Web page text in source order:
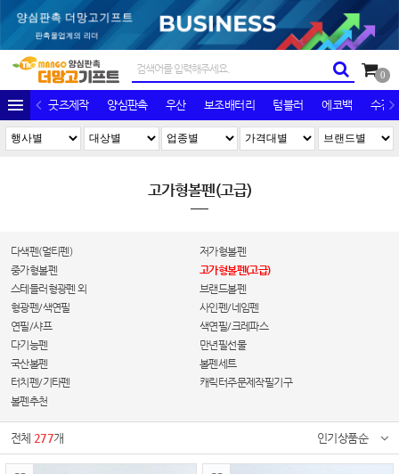
0
굿즈제작 양심판촉 우산 보조배터리 텀블러 에코백 수건/
고가형볼펜(고급)
다색펜(멀티펜)
저가형볼펜
중가형볼펜
고가형볼펜(고급)
스테들러형광펜 외
브랜드볼펜
형광펜/색연필
사인펜/네임펜
연필/샤프
색연필/크레파스
다기능펜
만년필선물
국산볼펜
볼펜세트
터치펜/기타펜
캐릭터주문제작필기구
볼펜추천
전체 277개 인기상품순